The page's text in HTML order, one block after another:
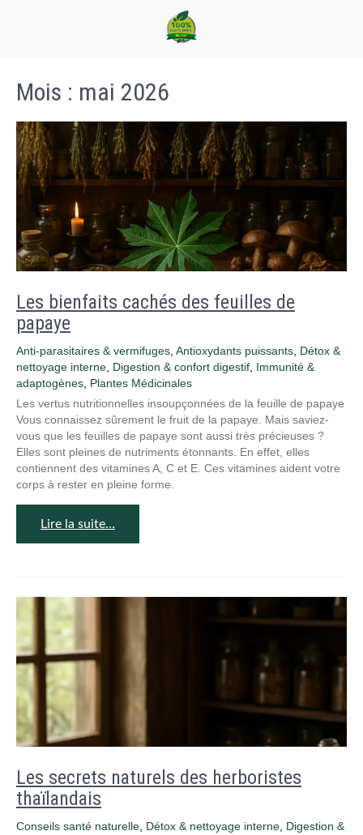
Mois : mai 2026
Les bienfaits cachés des feuilles de
papaye
Anti-parasitaires & vermifuges Antioxydants puissants Détox &
nettoyage interne Digestion & confort digestif Immunité &
adaptogènes Plantes Médicinales
Les vertus nutritionnelles insoupçonnées de la feuille de papaye
Vous connaissez sûrement le fruit de la papaye. Mais saviez-
vous que les feuilles de papaye sont aussi très précieuses ?
Elles sont pleines de nutriments étonnants. En effet, elles
contiennent des vitamines A, C et E. Ces vitamines aident votre
corps à rester en pleine forme.
Lire la suite…
Les secrets naturels des herboristes
thaïlandais
Conseils santé naturelle Détox & nettoyage interne Digestion &